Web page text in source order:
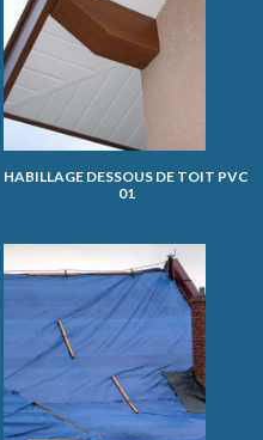
HABILLAGE DESSOUS DE TOIT PVC
01